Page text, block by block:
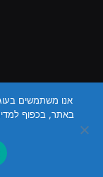
באתר, בכפוף